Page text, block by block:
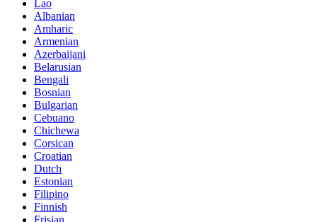
Lao
Albanian
Amharic
Armenian
Azerbaijani
Belarusian
Bengali
Bosnian
Bulgarian
Cebuano
Chichewa
Corsican
Croatian
Dutch
Estonian
Filipino
Finnish